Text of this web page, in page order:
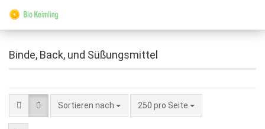
Binde, Back, und Süßungsmittel
Sortieren nach 250 pro Seite